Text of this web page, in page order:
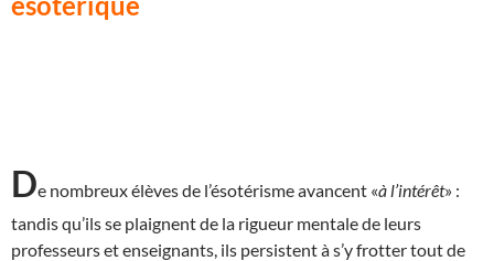
De nombreux élèves de l’ésotérisme avancent «à l’intérêt» :
tandis qu’ils se plaignent de la rigueur mentale de leurs
professeurs et enseignants, ils persistent à s’y frotter tout de